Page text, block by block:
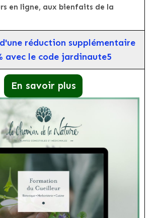
en ligne, aux bienfaits de la
réduction supplémentaire
avec le code jardinaute5
En savoir plus